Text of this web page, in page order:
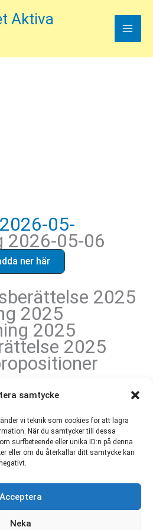
samtycke
vi teknik som cookies för att lagra
När du samtycker till dessa
surfbeteende eller unika ID:n på denna
eller om du återkallar ditt samtycke kan
Acceptera
Neka
Aktiva
05-
2026-05-06
ner här
2025
2025
2025
2025
förslag
2026-2027
2027
2026
|
Aktiva Seniorer | Alla